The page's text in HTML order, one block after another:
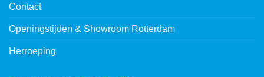
Contact
Openingstijden & Showroom Rotterdam
Herroeping